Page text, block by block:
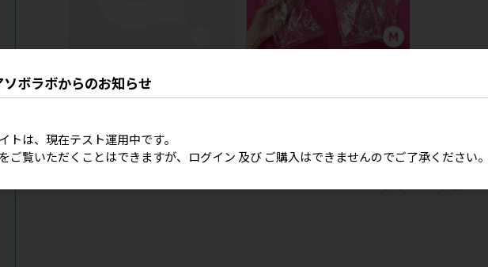
moncheri くまさんポシェット
ソボラボからのお知らせ
トは、現在テスト運用中です。
ご覧いただくことはできますが、ログイン 及び ご購入はできませんのでご了承ください